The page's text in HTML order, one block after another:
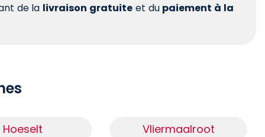
de la livraison gratuite et du paiement à la
Hoeselt Vliermaalroot